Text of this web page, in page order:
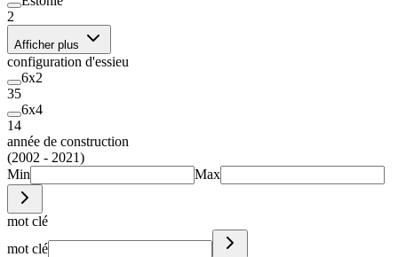
2
Afficher plus
configuration d'essieu
6x2
35
6x4
14
année de construction
(2002 - 2021)
Min
Max
mot clé
mot clé